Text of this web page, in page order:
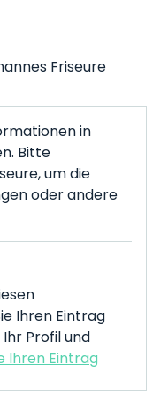
Friseure
in
Bitte
um die
oder andere
Ihren Eintrag
Profil und
Ihren Eintrag